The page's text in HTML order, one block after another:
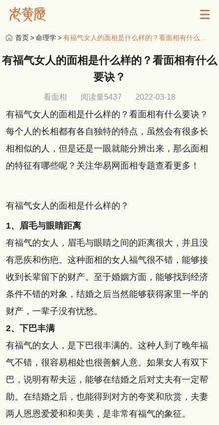
首页>命理学>
有福气女人的面相是什么样的？看面相有什么
要诀？
看面相 阅读量5437 2022-03-18
有福气女人的面相是什么样的？看面相有什么要诀？
每个人的长相都有各自独特的特点，虽然会有很多长
相相似的人，但是还是一眼就能分辨出来，那么面相
的特征有哪些呢？关注华易网面相专题查看更多！
有福气女人的面相是什么样的？
1、眉毛与眼睛距离
有福气的女人，眉毛与眼睛之间的距离很大，并且没
有恶疾和伤疤。这种面相的女人福气很不错，能够接
收到长辈留下的财产。至于婚姻方面，能够找到经济
条件不错的对象，结婚之后当然能够获得家里一半的
财产，一辈子没有忧愁。
2、下巴丰满
有福气的女人，是下巴很丰满的。这种人到了晚年福
气不错，很容易相处也很善解人意。如果女人有双下
巴，说明有帮夫运，能够在结婚之后对丈夫有一定帮
助。在结婚之后，也能得到对方的夸奖和欣赏，夫妻
两人恩恩爱爱和和美美，是非常有福气的象征。